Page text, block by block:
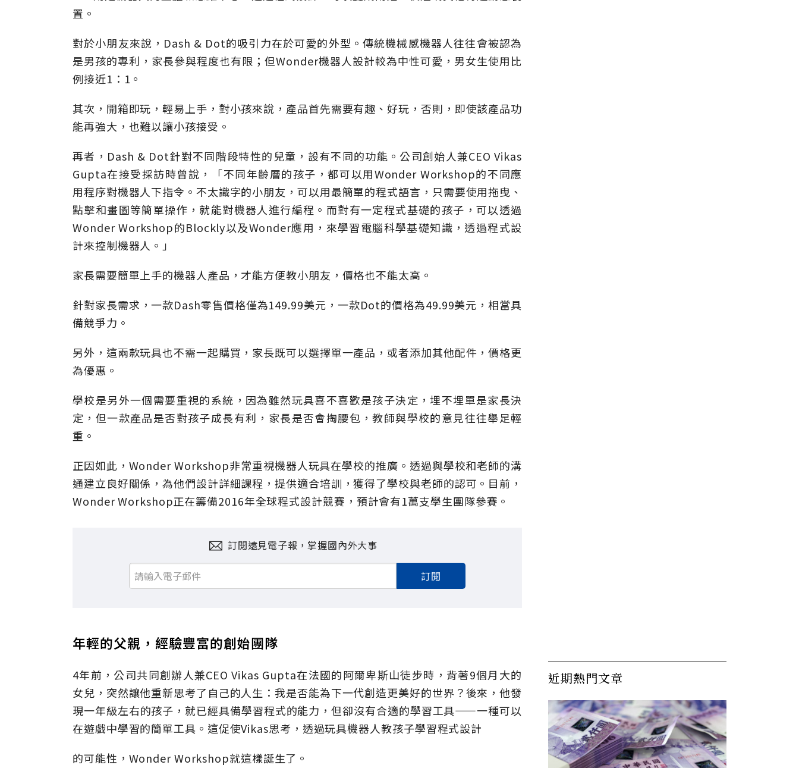
置。
對於小朋友來說，Dash & Dot的吸引力在於可愛的外型。傳統機械感機器人往往會被認為
是男孩的專利，家長參與程度也有限；但Wonder機器人設計較為中性可愛，男女生使用比
例接近1：1。
其次，開箱即玩，輕易上手，對小孩來說，產品首先需要有趣、好玩，否則，即使該產品功
能再強大，也難以讓小孩接受。
再者，Dash & Dot針對不同階段特性的兒童，設有不同的功能。公司創始人兼CEO Vikas
Gupta在接受採訪時曾說，「不同年齡層的孩子，都可以用Wonder Workshop的不同應
用程序對機器人下指令。不太識字的小朋友，可以用最簡單的程式語言，只需要使用拖曳、
點擊和畫圖等簡單操作，就能對機器人進行編程。而對有一定程式基礎的孩子，可以透過
Wonder Workshop的Blockly以及Wonder應用，來學習電腦科學基礎知識，透過程式設
計來控制機器人。」
家長需要簡單上手的機器人產品，才能方便教小朋友，價格也不能太高。
針對家長需求，一款Dash零售價格僅為149.99美元，一款Dot的價格為49.99美元，相當具
備競爭力。
另外，這兩款玩具也不需一起購買，家長既可以選擇單一產品，或者添加其他配件，價格更
為優惠。
學校是另外一個需要重視的系統，因為雖然玩具喜不喜歡是孩子決定，埋不埋單是家長決
定，但一款產品是否對孩子成長有利，家長是否會掏腰包，教師與學校的意見往往舉足輕
重。
正因如此，Wonder Workshop非常重視機器人玩具在學校的推廣。透過與學校和老師的溝
通建立良好關係，為他們設計詳細課程，提供適合培訓，獲得了學校與老師的認可。目前，
Wonder Workshop正在籌備2016年全球程式設計競賽，預計會有1萬支學生團隊參賽。
訂閱遠見電子報，掌握國內外大事
訂閱
年輕的父親，經驗豐富的創始團隊
4年前，公司共同創辦人兼CEO Vikas Gupta在法國的阿爾卑斯山徒步時，背著9個月大的
女兒，突然讓他重新思考了自己的人生：我是否能為下一代創造更美好的世界？後來，他發
現一年級左右的孩子，就已經具備學習程式的能力，但卻沒有合適的學習工具——一種可以
在遊戲中學習的簡單工具。這促使Vikas思考，透過玩具機器人教孩子學習程式設計
的可能性，Wonder Workshop就這樣誕生了。
近期熱門文章